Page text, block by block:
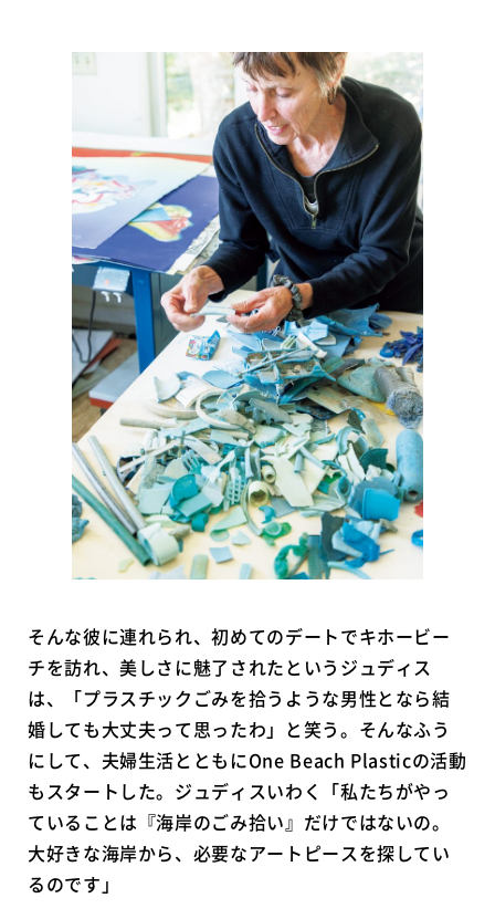
そんな彼に連れられ、初めてのデートでキホービー
チを訪れ、美しさに魅了されたというジュディス
は、「プラスチックごみを拾うような男性となら結
婚しても大丈夫って思ったわ」と笑う。そんなふう
にして、夫婦生活とともにOne Beach Plasticの活動
もスタートした。ジュディスいわく「私たちがやっ
ていることは『海岸のごみ拾い』だけではないの。
大好きな海岸から、必要なアートピースを探してい
るのです」